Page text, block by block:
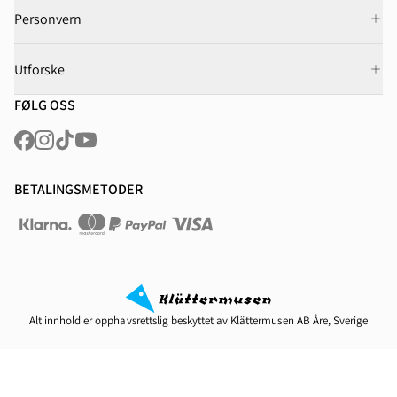
Personvern
Utforske
FØLG OSS
BETALINGSMETODER
Alt innhold er opphavsrettslig beskyttet av Klättermusen AB Åre, Sverige